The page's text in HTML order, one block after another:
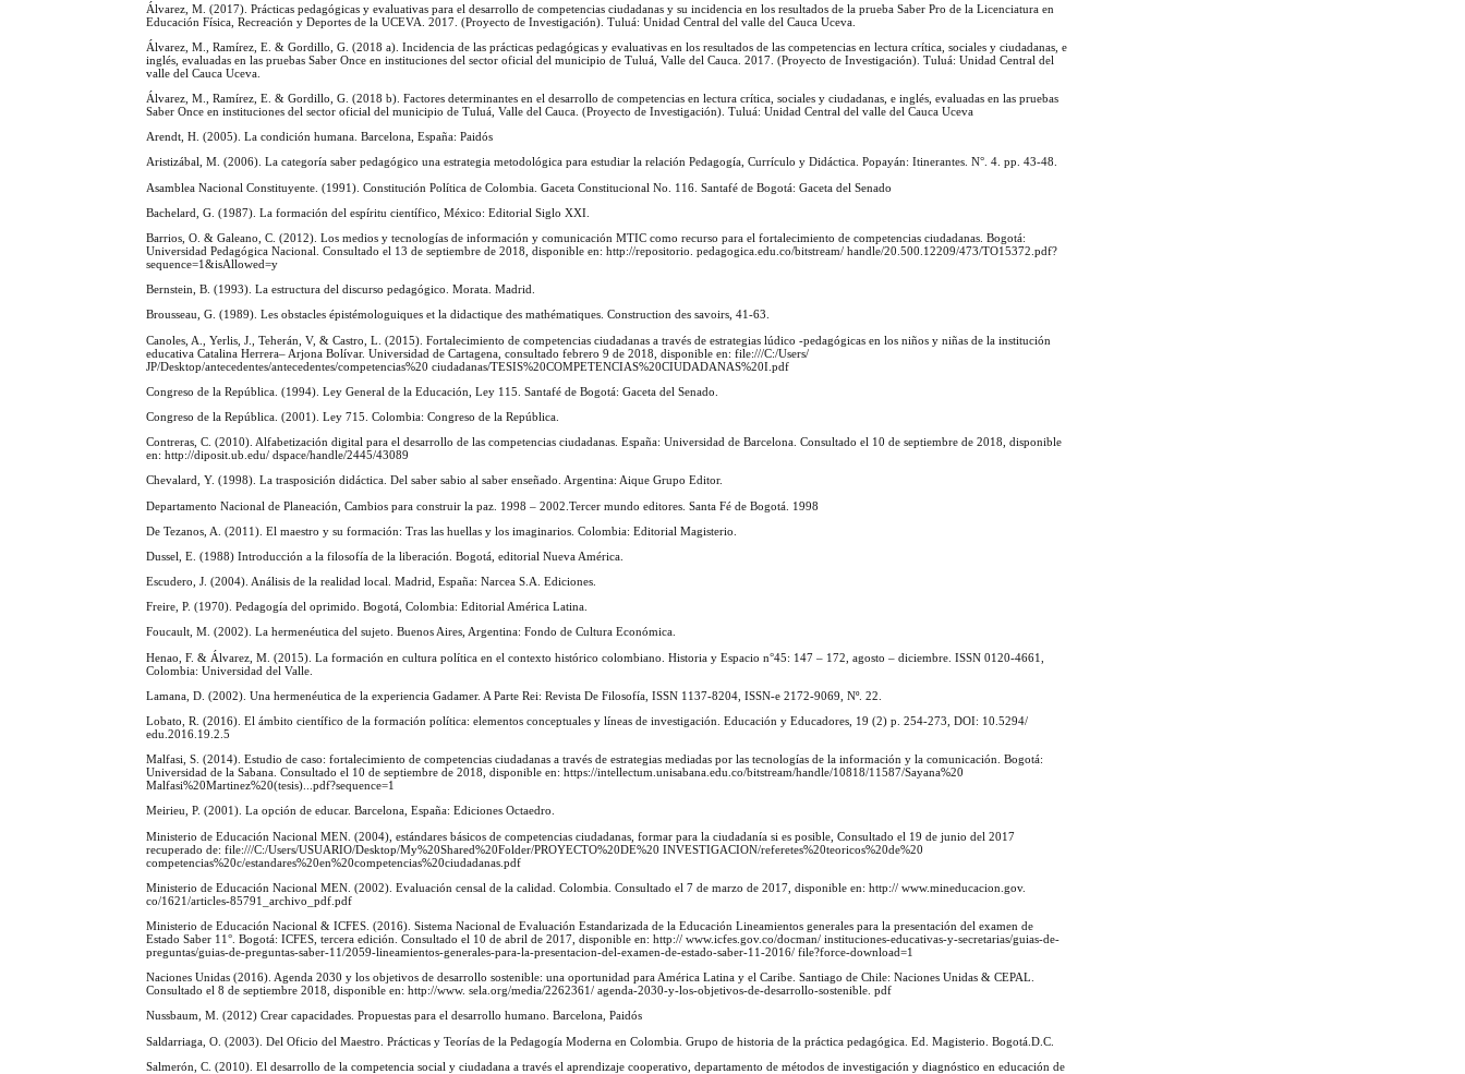
Álvarez, M. (2017). Prácticas pedagógicas y evaluativas para el desarrollo de competencias ciudadanas y su incidencia en los resultados de la prueba Saber Pro de la Licenciatura en
Educación Física, Recreación y Deportes de la UCEVA. 2017. (Proyecto de Investigación). Tuluá: Unidad Central del valle del Cauca Uceva.
Álvarez, M., Ramírez, E. & Gordillo, G. (2018 a). Incidencia de las prácticas pedagógicas y evaluativas en los resultados de las competencias en lectura crítica, sociales y ciudadanas, e
inglés, evaluadas en las pruebas Saber Once en instituciones del sector oficial del municipio de Tuluá, Valle del Cauca. 2017. (Proyecto de Investigación). Tuluá: Unidad Central del
valle del Cauca Uceva.
Álvarez, M., Ramírez, E. & Gordillo, G. (2018 b). Factores determinantes en el desarrollo de competencias en lectura crítica, sociales y ciudadanas, e inglés, evaluadas en las pruebas
Saber Once en instituciones del sector oficial del municipio de Tuluá, Valle del Cauca. (Proyecto de Investigación). Tuluá: Unidad Central del valle del Cauca Uceva
Arendt, H. (2005). La condición humana. Barcelona, España: Paidós
Aristizábal, M. (2006). La categoría saber pedagógico una estrategia metodológica para estudiar la relación Pedagogía, Currículo y Didáctica. Popayán: Itinerantes. N°. 4. pp. 43-48.
Asamblea Nacional Constituyente. (1991). Constitución Política de Colombia. Gaceta Constitucional No. 116. Santafé de Bogotá: Gaceta del Senado
Bachelard, G. (1987). La formación del espíritu científico, México: Editorial Siglo XXI.
Barrios, O. & Galeano, C. (2012). Los medios y tecnologías de información y comunicación MTIC como recurso para el fortalecimiento de competencias ciudadanas. Bogotá:
Universidad Pedagógica Nacional. Consultado el 13 de septiembre de 2018, disponible en: http://repositorio. pedagogica.edu.co/bitstream/ handle/20.500.12209/473/TO15372.pdf?
sequence=1&isAllowed=y
Bernstein, B. (1993). La estructura del discurso pedagógico. Morata. Madrid.
Brousseau, G. (1989). Les obstacles épistémologuiques et la didactique des mathématiques. Construction des savoirs, 41-63.
Canoles, A., Yerlis, J., Teherán, V, & Castro, L. (2015). Fortalecimiento de competencias ciudadanas a través de estrategias lúdico -pedagógicas en los niños y niñas de la institución
educativa Catalina Herrera– Arjona Bolívar. Universidad de Cartagena, consultado febrero 9 de 2018, disponible en: file:///C:/Users/
JP/Desktop/antecedentes/antecedentes/competencias%20 ciudadanas/TESIS%20COMPETENCIAS%20CIUDADANAS%20I.pdf
Congreso de la República. (1994). Ley General de la Educación, Ley 115. Santafé de Bogotá: Gaceta del Senado.
Congreso de la República. (2001). Ley 715. Colombia: Congreso de la República.
Contreras, C. (2010). Alfabetización digital para el desarrollo de las competencias ciudadanas. España: Universidad de Barcelona. Consultado el 10 de septiembre de 2018, disponible
en: http://diposit.ub.edu/ dspace/handle/2445/43089
Chevalard, Y. (1998). La trasposición didáctica. Del saber sabio al saber enseñado. Argentina: Aique Grupo Editor.
Departamento Nacional de Planeación, Cambios para construir la paz. 1998 – 2002.Tercer mundo editores. Santa Fé de Bogotá. 1998
De Tezanos, A. (2011). El maestro y su formación: Tras las huellas y los imaginarios. Colombia: Editorial Magisterio.
Dussel, E. (1988) Introducción a la filosofía de la liberación. Bogotá, editorial Nueva América.
Escudero, J. (2004). Análisis de la realidad local. Madrid, España: Narcea S.A. Ediciones.
Freire, P. (1970). Pedagogía del oprimido. Bogotá, Colombia: Editorial América Latina.
Foucault, M. (2002). La hermenéutica del sujeto. Buenos Aires, Argentina: Fondo de Cultura Económica.
Henao, F. & Álvarez, M. (2015). La formación en cultura política en el contexto histórico colombiano. Historia y Espacio n°45: 147 – 172, agosto – diciembre. ISSN 0120-4661,
Colombia: Universidad del Valle.
Lamana, D. (2002). Una hermenéutica de la experiencia Gadamer. A Parte Rei: Revista De Filosofía, ISSN 1137-8204, ISSN-e 2172-9069, Nº. 22.
Lobato, R. (2016). El ámbito científico de la formación política: elementos conceptuales y líneas de investigación. Educación y Educadores, 19 (2) p. 254-273, DOI: 10.5294/
edu.2016.19.2.5
Malfasi, S. (2014). Estudio de caso: fortalecimiento de competencias ciudadanas a través de estrategias mediadas por las tecnologías de la información y la comunicación. Bogotá:
Universidad de la Sabana. Consultado el 10 de septiembre de 2018, disponible en: https://intellectum.unisabana.edu.co/bitstream/handle/10818/11587/Sayana%20
Malfasi%20Martinez%20(tesis)...pdf?sequence=1
Meirieu, P. (2001). La opción de educar. Barcelona, España: Ediciones Octaedro.
Ministerio de Educación Nacional MEN. (2004), estándares básicos de competencias ciudadanas, formar para la ciudadanía si es posible, Consultado el 19 de junio del 2017
recuperado de: file:///C:/Users/USUARIO/Desktop/My%20Shared%20Folder/PROYECTO%20DE%20 INVESTIGACION/referetes%20teoricos%20de%20
competencias%20c/estandares%20en%20competencias%20ciudadanas.pdf
Ministerio de Educación Nacional MEN. (2002). Evaluación censal de la calidad. Colombia. Consultado el 7 de marzo de 2017, disponible en: http:// www.mineducacion.gov.
co/1621/articles-85791_archivo_pdf.pdf
Ministerio de Educación Nacional & ICFES. (2016). Sistema Nacional de Evaluación Estandarizada de la Educación Lineamientos generales para la presentación del examen de
Estado Saber 11°. Bogotá: ICFES, tercera edición. Consultado el 10 de abril de 2017, disponible en: http:// www.icfes.gov.co/docman/ instituciones-educativas-y-secretarias/guias-de-
preguntas/guias-de-preguntas-saber-11/2059-lineamientos-generales-para-la-presentacion-del-examen-de-estado-saber-11-2016/ file?force-download=1
Naciones Unidas (2016). Agenda 2030 y los objetivos de desarrollo sostenible: una oportunidad para América Latina y el Caribe. Santiago de Chile: Naciones Unidas & CEPAL.
Consultado el 8 de septiembre 2018, disponible en: http://www. sela.org/media/2262361/ agenda-2030-y-los-objetivos-de-desarrollo-sostenible. pdf
Nussbaum, M. (2012) Crear capacidades. Propuestas para el desarrollo humano. Barcelona, Paidós
Saldarriaga, O. (2003). Del Oficio del Maestro. Prácticas y Teorías de la Pedagogía Moderna en Colombia. Grupo de historia de la práctica pedagógica. Ed. Magisterio. Bogotá.D.C.
Salmerón, C. (2010). El desarrollo de la competencia social y ciudadana a través el aprendizaje cooperativo, departamento de métodos de investigación y diagnóstico en educación de